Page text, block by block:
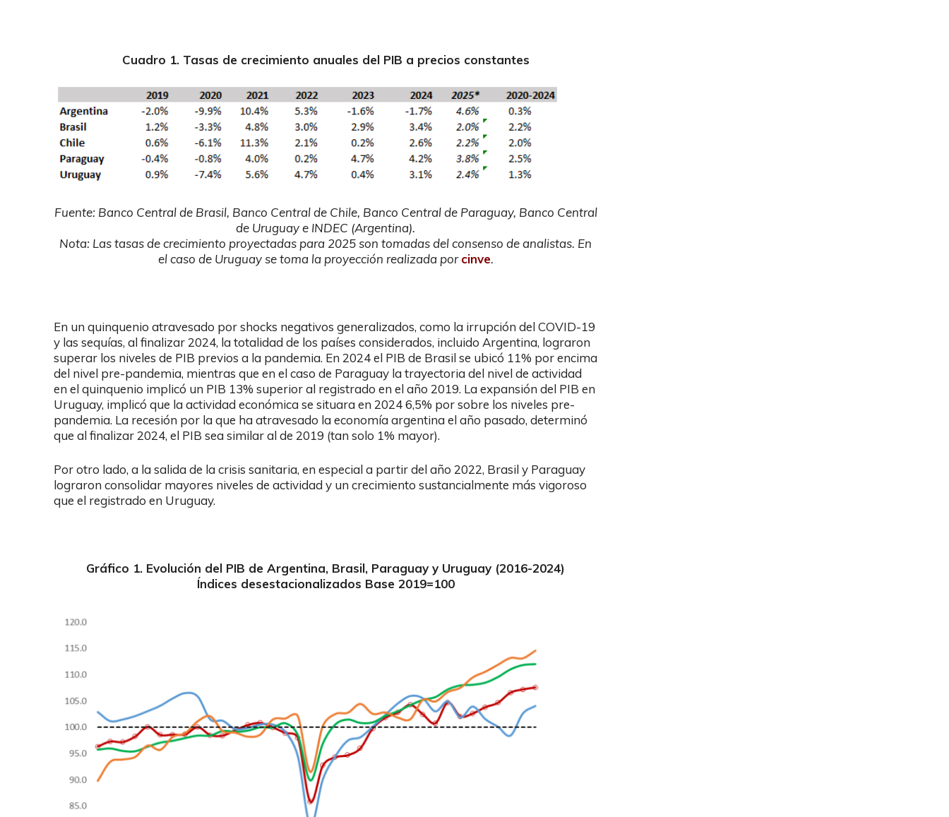
Cuadro 1. Tasas de crecimiento anuales del PIB a precios constantes
Fuente: Banco Central de Brasil, Banco Central de Chile, Banco Central de Paraguay, Banco Central
de Uruguay e INDEC (Argentina).
Nota: Las tasas de crecimiento proyectadas para 2025 son tomadas del consenso de analistas. En
el caso de Uruguay se toma la proyección realizada porcinve.
En un quinquenio atravesado por shocks negativos generalizados, como la irrupción del COVID-19
y las sequías, al finalizar 2024, la totalidad de los países considerados, incluido Argentina, lograron
superar los niveles de PIB previos a la pandemia. En 2024 el PIB de Brasil se ubicó 11% por encima
del nivel pre-pandemia, mientras que en el caso de Paraguay la trayectoria del nivel de actividad
en el quinquenio implicó un PIB 13% superior al registrado en el año 2019. La expansión del PIB en
Uruguay, implicó que la actividad económica se situara en 2024 6,5% por sobre los niveles pre-
pandemia. La recesión por la que ha atravesado la economía argentina el año pasado, determinó
que al finalizar 2024, el PIB sea similar al de 2019 (tan solo 1% mayor).
Por otro lado, a la salida de la crisis sanitaria, en especial a partir del año 2022, Brasil y Paraguay
lograron consolidar mayores niveles de actividad y un crecimiento sustancialmente más vigoroso
que el registrado en Uruguay.
Gráfico 1. Evolución del PIB de Argentina, Brasil, Paraguay y Uruguay (2016-2024)
Índices desestacionalizados Base 2019=100